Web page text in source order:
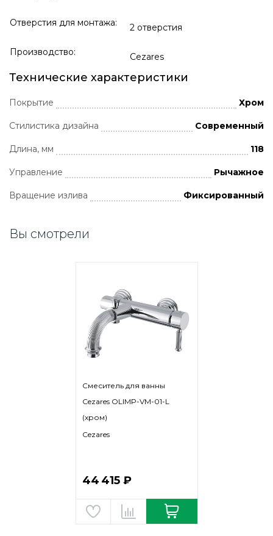
Отверстия для монтажа: 2 отверстия
Производство: Cezares
Технические характеристики
Покрытие Хром
Стилистика дизайна Современный
Длина, мм 118
Управление Рычажное
Вращение излива Фиксированный
Вы смотрели
Смеситель для ванны
Cezares OLIMP-VM-01-L
(хром)
Cezares
44 415 ₽